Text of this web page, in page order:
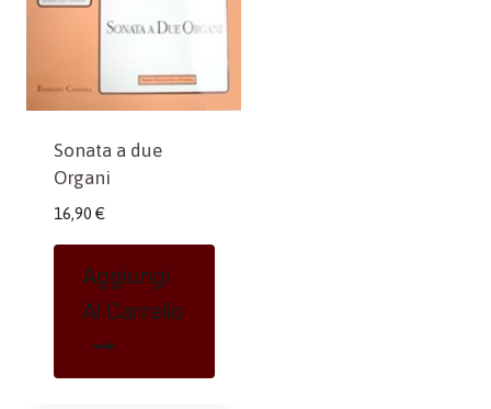
Sonata a due
Organi
16,90 €
Aggiungi
Al Carrello